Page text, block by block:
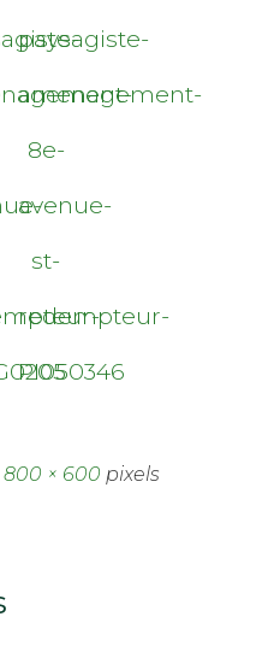
paysagiste-
amenagement-
8e-
avenue-
st-
redempteur-
PI050346
800 × 600 pixels